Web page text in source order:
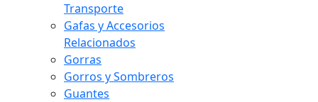
Transporte
Gafas y Accesorios
Relacionados
Gorras
Gorros y Sombreros
Guantes